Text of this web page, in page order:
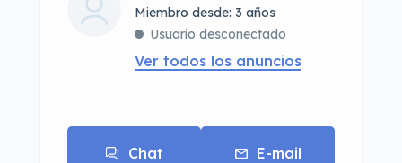
Miembro desde: 3 años
Usuario desconectado
Ver todos los anuncios
Chat E-mail